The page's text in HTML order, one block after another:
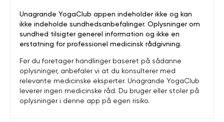
Unagrande YogaClub appen indeholder ikke og kan
ikke indeholde sundhedsanbefalinger. Oplysninger om
sundhed tilsigter generel information og ikke en
erstatning for professionel medicinsk rådgivning.
Før du foretager handlinger baseret på sådanne
oplysninger, anbefaler vi at du konsulterer med
relevante medicinske eksperter. Unagrande YogaClub
leverer ingen medicinske råd. Du bruger eller stoler på
oplysninger i denne app på egen risiko.